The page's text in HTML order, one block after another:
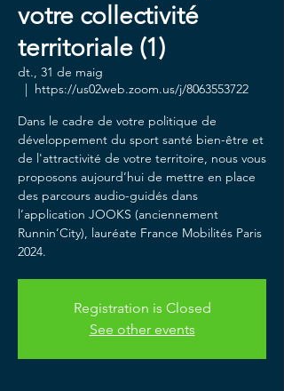
votre collectivité
territoriale (1)
dt., 31 de maig
  |
https://us02web.zoom.us/j/8063553722
Dans le cadre de votre politique de
développement du sport santé bien-être et
de l'attractivité de votre territoire, nous vous
proposons aujourd’hui de mettre en place
des parcours audio-guidés dans
l’application JOOKS (anciennement
Runnin’City), lauréate France Mobilités Paris
2024.
Registration is Closed
See other events